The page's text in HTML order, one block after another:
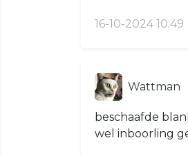
16-10-2024 10:49
Wattman
beschaafde
wel inboorling